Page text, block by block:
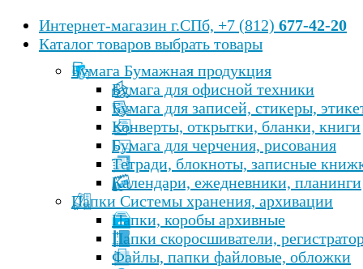
Интернет-магазин г.СПб, +7 (812) 677-42-20
Каталог товаров выбрать товары
Бумага Бумажная продукция
Бумага для офисной техники
Бумага для записей, стикеры,
Конверты, открытки, бланки, книги
Бумага для черчения, рисования
Тетради, блокноты, записные
Календари, ежедневники, планинги
Папки Cистемы хранения, архивации
Папки, коробы архивные
Папки скоросшиватели,
Файлы, папки файловые, обложки